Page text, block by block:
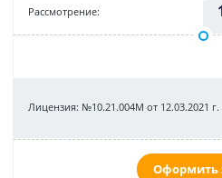
Рассмотрение:
Лицензия: №10.21.004М от 12.03.2021 г.
Оформить